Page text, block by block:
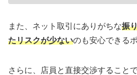
また、ネット取引にありがちな振
たリスクが少ないのも安心できる
さらに、店員と直接交渉することで